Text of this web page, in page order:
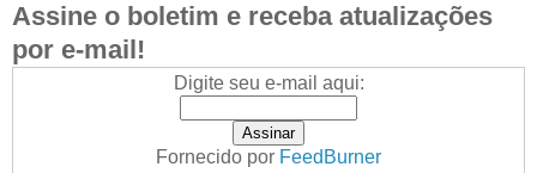
Assine o boletim e receba atualizações
por e-mail!
Digite seu e-mail aqui:
Fornecido por FeedBurner